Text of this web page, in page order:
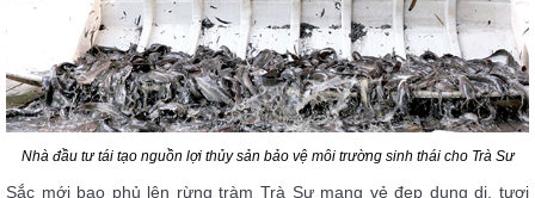
Nhà đầu tư tái tạo nguồn lợi thủy sản bảo vệ môi trường sinh thái cho Trà Sư
Sắc mới bao phủ lên rừng tràm Trà Sư mang vẻ đẹp dung dị, tươi